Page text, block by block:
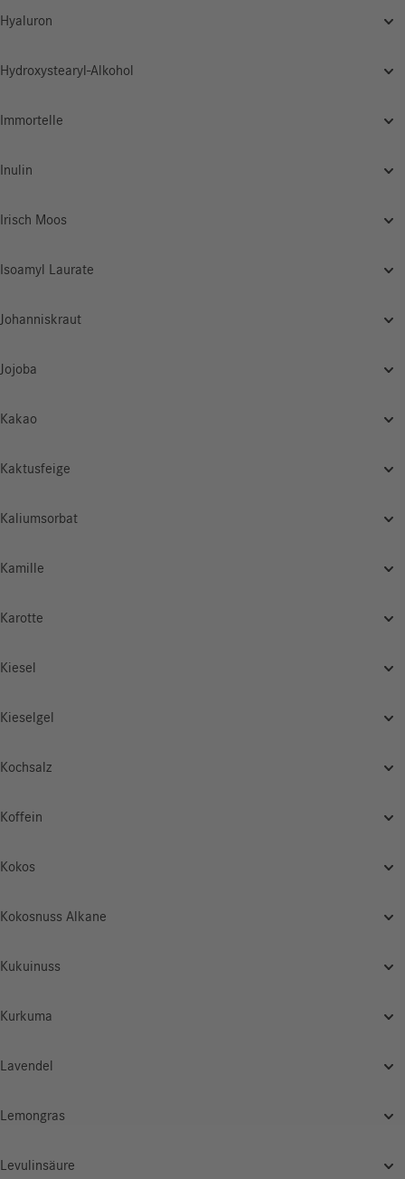
Hyaluron
Hydroxystearyl-Alkohol
Immortelle
Inulin
Irisch Moos
Isoamyl Laurate
Johanniskraut
Jojoba
Kakao
Kaktusfeige
Kaliumsorbat
Kamille
Karotte
Kiesel
Kieselgel
Kochsalz
Koffein
Kokos
Kokosnuss Alkane
Kukuinuss
Kurkuma
Lavendel
Lemongras
Levulinsäure